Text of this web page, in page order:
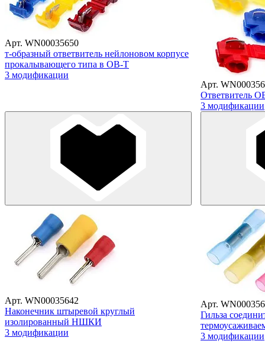
Арт. WN00035650
т-образный ответвитель нейлоновом корпусе
прокалывающего типа в ОВ-Т
3 модификации
Арт.
Ответвитель
3 модификации
Арт. WN00035642
Наконечник штыревой круглый
изолированный НШКИ
3 модификации
Арт.
Гильза
3 модификации